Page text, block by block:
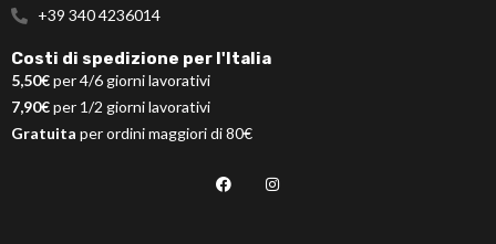
+39 340 4236014
Costi di spedizione per l'Italia
5,50€per 4/6 giorni lavorativi
7,90€per 1/2 giorni lavorativi
Gratuita per ordini maggiori di 80€